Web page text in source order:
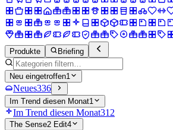
Produkte Briefing
Neu eingetroffen1
Neues336
Im Trend diesen Monat1
Im Trend diesen Monat312
The Sense2 Edit4